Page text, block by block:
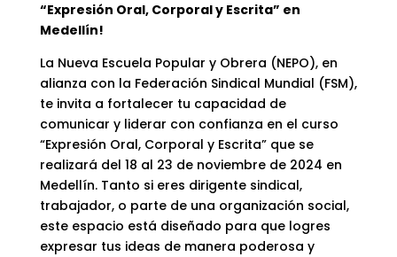
“Expresión Oral, Corporal y Escrita” en
Medellín!
La Nueva Escuela Popular y Obrera (NEPO), en
alianza con la Federación Sindical Mundial (FSM),
te invita a fortalecer tu capacidad de
comunicar y liderar con confianza en el curso
“Expresión Oral, Corporal y Escrita” que se
realizará del 18 al 23 de noviembre de 2024 en
Medellín. Tanto si eres dirigente sindical,
trabajador, o parte de una organización social,
este espacio está diseñado para que logres
expresar tus ideas de manera poderosa y